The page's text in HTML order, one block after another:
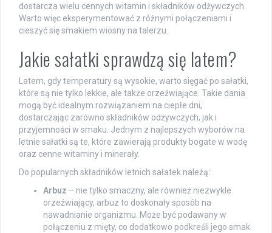
dostarcza wielu cennych witamin i składników odżywczych.
Warto więc eksperymentować z różnymi połączeniami i
cieszyć się smakiem wiosny na talerzu.
Jakie sałatki sprawdzą się latem?
Latem, gdy temperatury są wysokie, warto sięgać po sałatki,
które są nie tylko lekkie, ale także orzeźwiające. Takie dania
mogą być idealnym rozwiązaniem na ciepłe dni,
dostarczając zarówno składników odżywczych, jak i
przyjemności w smaku. Jednym z najlepszych wyborów na
letnie sałatki są te, które zawierają produkty bogate w wodę
oraz cenne witaminy i minerały.
Do popularnych składników letnich sałatek należą:
Arbuz – nie tylko smaczny, ale również niezwykle
orzeźwiający, arbuz to doskonały sposób na
nawadnianie organizmu. Może być podawany w
połączeniu z mięty, co dodatkowo podkreśli jego smak.